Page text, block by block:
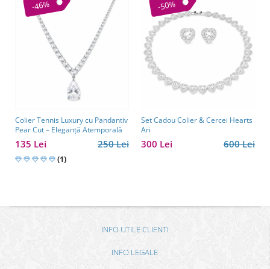
-46%
Colier Tennis Luxury cu Pandantiv
Pear Cut – Eleganță Atemporală
250 Lei
135 Lei
(1)
-50%
Set Cadou Colier & Cercei Hearts
Ari
600 Lei
300 Lei
INFO UTILE CLIENTI
INFO LEGALE